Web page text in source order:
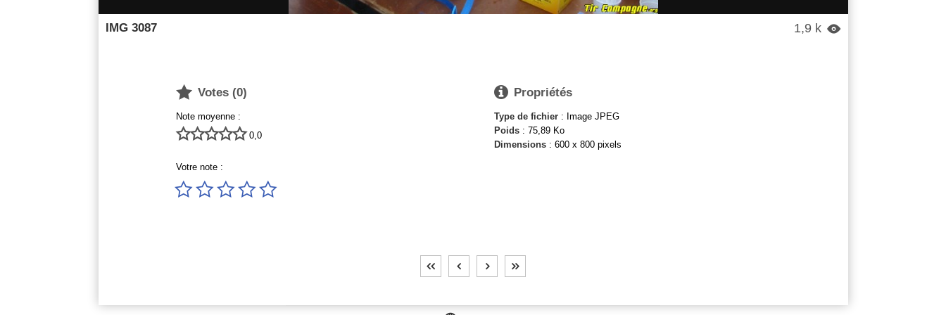
1,9 k 
IMG 3087
 Votes (0)
Note moyenne :
 0,0
Votre note :

 Propriétés
Type de fichier : Image JPEG
Poids : 75,89 Ko
Dimensions : 600 x 800 pixels